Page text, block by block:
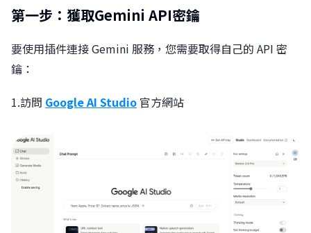
第一步：獲取Gemini API密鑰
要使用插件連接 Gemini 服務，您需要取得自己的 API 密
鑰：
1.訪問 Google AI Studio 官方網站